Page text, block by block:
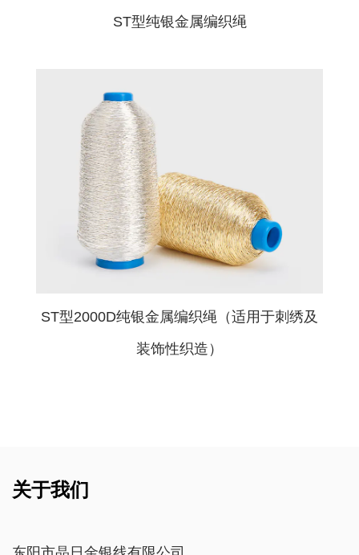
ST型纯银金属编织绳
‌ST型2000D纯银金属编织绳（适用于刺绣及
装饰性织造）
关于我们